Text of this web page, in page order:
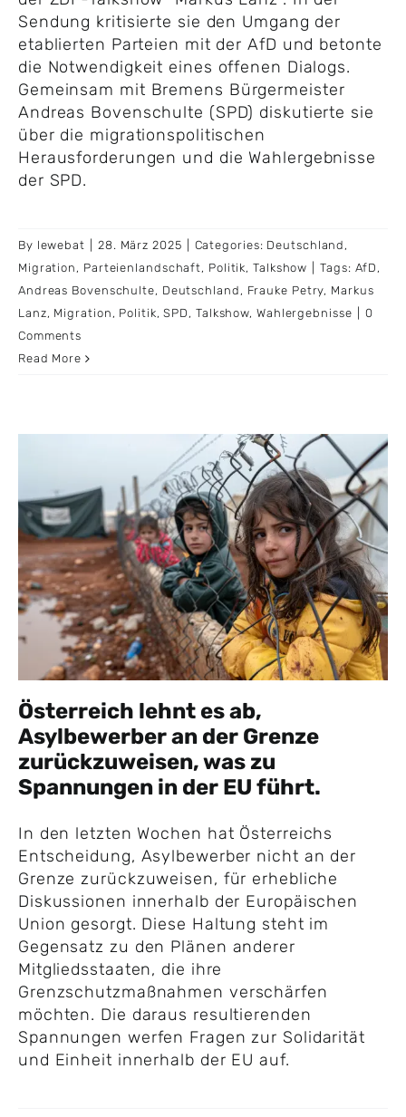
Sendung kritisierte sie den Umgang der
etablierten Parteien mit der AfD und betonte
die Notwendigkeit eines offenen Dialogs.
Gemeinsam mit Bremens Bürgermeister
Andreas Bovenschulte (SPD) diskutierte sie
über die migrationspolitischen
Herausforderungen und die Wahlergebnisse
der SPD.
By lewebat 28. März 2025 Categories: Deutschland ,
Migration , Parteienlandschaft, Politik,Talkshow Tags: AfD ,
Andreas Bovenschulte, Deutschland , Frauke Petry, Markus
Lanz, Migration , Politik,SPD , Talkshow, Wahlergebnisse
0
Comments
Read More
Österreich lehnt es ab,
Asylbewerber an der Grenze
zurückzuweisen, was zu
Spannungen in der EU führt.
In den letzten Wochen hat Österreichs
Entscheidung, Asylbewerber nicht an der
Grenze zurückzuweisen, für erhebliche
Diskussionen innerhalb der Europäischen
Union gesorgt. Diese Haltung steht im
Gegensatz zu den Plänen anderer
Mitgliedsstaaten, die ihre
Grenzschutzmaßnahmen verschärfen
möchten. Die daraus resultierenden
Spannungen werfen Fragen zur Solidarität
und Einheit innerhalb der EU auf.